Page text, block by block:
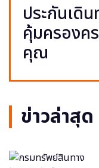
ประกันเดิน
คุ้มครองค
คุณ
ข่าวล่าสุด